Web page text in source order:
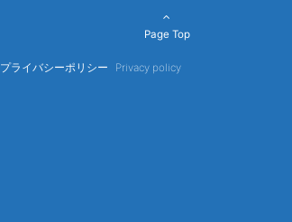
Page Top
プライバシーポリシー Privacy policy